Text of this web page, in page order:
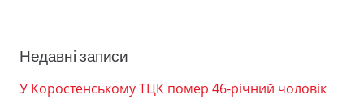
Недавні записи
У Коростенському ТЦК помер 46-річний чоловік